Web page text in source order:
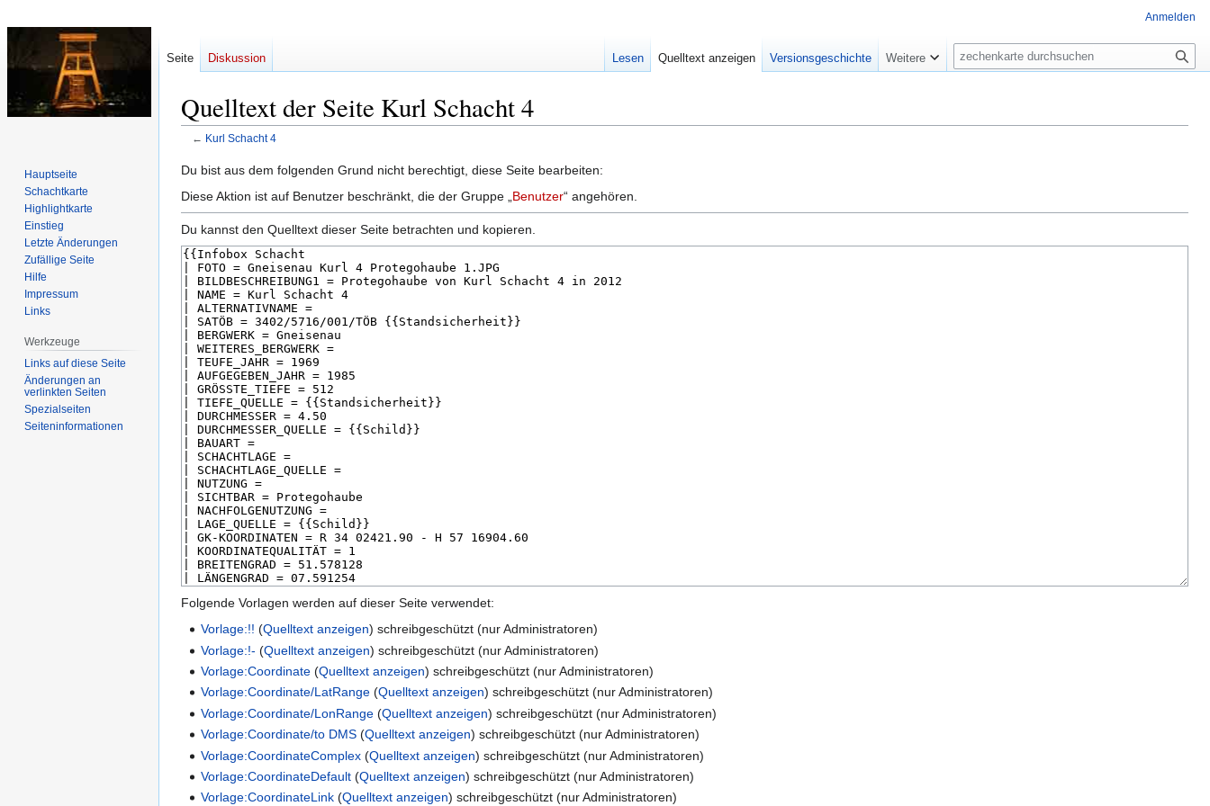
Quelltext der Seite Kurl Schacht 4
← Kurl Schacht 4
Zur
Navigation
Zur
Suche
Du bist aus dem folgenden Grund nicht berechtigt, diese Seite bearbeiten:
Diese Aktion ist auf Benutzer beschränkt, die der Gruppe „ Benutzer“ angehören.
Du kannst den Quelltext dieser Seite betrachten und kopieren.
Folgende Vorlagen werden auf dieser Seite verwendet:
Vorlage:!! (Quelltext anzeigen) schreibgeschützt (nur Administratoren)
Vorlage:!- (Quelltext anzeigen) schreibgeschützt (nur Administratoren)
Vorlage:Coordinate (Quelltext anzeigen) schreibgeschützt (nur Administratoren)
Vorlage:Coordinate/LatRange (Quelltext anzeigen) schreibgeschützt (nur Administratoren)
Vorlage:Coordinate/LonRange (Quelltext anzeigen) schreibgeschützt (nur Administratoren)
Vorlage:Coordinate/to DMS (Quelltext anzeigen) schreibgeschützt (nur Administratoren)
Vorlage:CoordinateComplex (Quelltext anzeigen) schreibgeschützt (nur Administratoren)
Vorlage:CoordinateDefault (Quelltext anzeigen) schreibgeschützt (nur Administratoren)
Vorlage:CoordinateLink (Quelltext anzeigen) schreibgeschützt (nur Administratoren)
Anmelden
Seite Diskussion Lesen Quelltext anzeigen Versionsgeschichte Weitere
Suche
Hauptseite
Schachtkarte
Highlightkarte
Einstieg
Letzte Änderungen
Zufällige Seite
Hilfe
Impressum
Links
Werkzeuge
Links auf diese Seite
Änderungen an
verlinkten Seiten
Spezialseiten
Seiten­­informationen